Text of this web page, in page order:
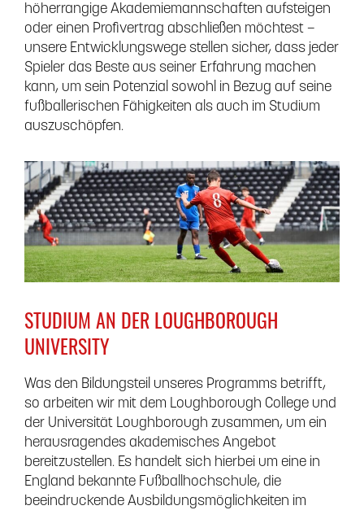
höherrangige Akademiemannschaften aufsteigen
oder einen Profivertrag abschließen möchtest –
unsere Entwicklungswege stellen sicher, dass jeder
Spieler das Beste aus seiner Erfahrung machen
kann, um sein Potenzial sowohl in Bezug auf seine
fußballerischen Fähigkeiten als auch im Studium
auszuschöpfen.
STUDIUM AN DER LOUGHBOROUGH
UNIVERSITY
Was den Bildungsteil unseres Programms betrifft,
so arbeiten wir mit dem Loughborough College und
der Universität Loughborough zusammen, um ein
herausragendes akademisches Angebot
bereitzustellen. Es handelt sich hierbei um eine in
England bekannte Fußballhochschule, die
beeindruckende Ausbildungsmöglichkeiten im